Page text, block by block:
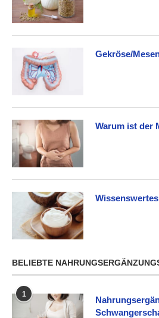
Gekröse/
Warum ist der
BELIEBTE
1